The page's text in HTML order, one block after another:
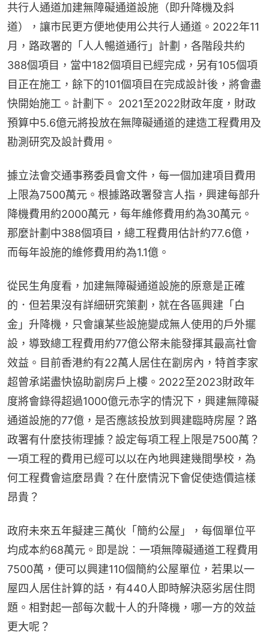
共行人通道加建無障礙通道設施（即升降機及斜
道），讓市民更方便地使用公共行人通道。2022年11
月，路政署的「人人暢道通行」計劃，各階段共約
388個項目，當中182個項目已經完成，另有105個項
目正在施工，餘下的101個項目在完成設計後，將會盡
快開始施工。計劃下。 2021至2022財政年度，財政
預算中5.6億元將投放在無障礙通道的建造工程費用及
勘測研究及設計費用。
據立法會交通事務委員會文件，每一個加建項目費用
上限為7500萬元。根據路政署發言人指，興建每部升
降機費用約2000萬元，每年維修費用約為30萬元。
那麼計劃中388個項目，總工程費用估計約77.6億，
而每年設施的維修費用約為1.1億。
從民生角度看，加建無障礙通道設施的原意是正確
的．但若果沒有詳細研究策劃，就在各區興建「白
金」升降機，只會讓某些設施變成無人使用的戶外擺
設，導致總工程費用約77億公帑未能發揮其最高社會
效益。目前香港約有22萬人居住在劏房內，特首李家
超曾承諾盡快協助劏房戶上樓。2022至2023財政年
度將會錄得超過1000億元赤字的情況下，興建無障礙
通道設施的77億，是否應該投放到興建臨時房屋？路
政署有什麼技術理據？設定每項工程上限是7500萬？
一項工程的費用已經可以以在內地興建幾間學校，為
何工程費會這麼昂貴？在什麼情況下會促使造價這樣
昂貴？
政府未來五年擬建三萬伙「簡約公屋」，每個單位平
均成本約68萬元。即是說︰一項無障礙通道工程費用
7500萬，便可以興建110個簡約公屋單位，若果以一
屋四人居住計算的話，有440人即時解決惡劣居住問
題。相對起一部每次載十人的升降機，哪一方的效益
更大呢？